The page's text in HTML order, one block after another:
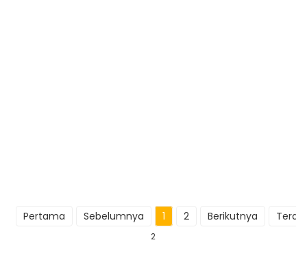
Pertama Sebelumnya 1 2 Berikutnya
2